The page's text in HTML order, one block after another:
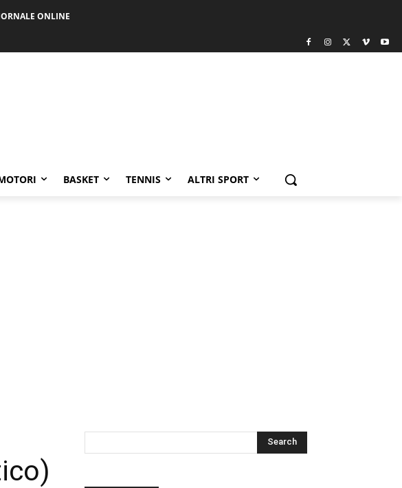
ONLINE
BASKET TENNIS ALTRI SPORT